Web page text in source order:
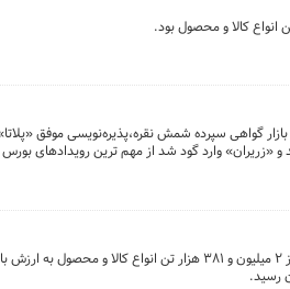
محدودیت سقف دارایی در بازار گواهی سپرده شمش نقره،پذیره‌نویسی
«زریران» وارد گود شد از مهم ترین رویدادهای